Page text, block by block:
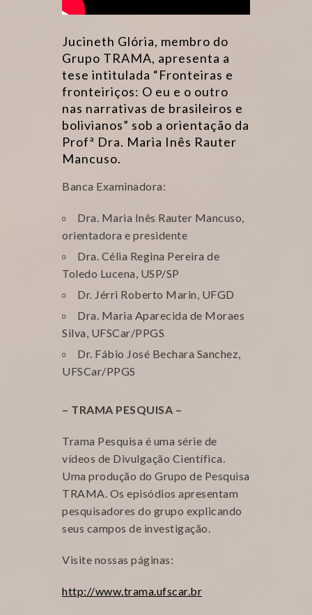
Jucineth Glória, membro do
Grupo TRAMA, apresenta a
tese intitulada “Fronteiras e
fronteiriços: O eu e o outro
nas narrativas de brasileiros e
bolivianos” sob a orientação da
Profª Dra. Maria Inês Rauter
Mancuso.
Banca Examinadora:
Dra. Maria Inês Rauter Mancuso,
orientadora e presidente
Dra. Célia Regina Pereira de
Toledo Lucena, USP/SP
Dr. Jérri Roberto Marin, UFGD
Dra. Maria Aparecida de Moraes
Silva, UFSCar/PPGS
Dr. Fábio José Bechara Sanchez,
UFSCar/PPGS
– TRAMA PESQUISA –
Trama Pesquisa é uma série de
vídeos de Divulgação Científica.
Uma produção do Grupo de Pesquisa
TRAMA. Os episódios apresentam
pesquisadores do grupo explicando
seus campos de investigação.
Visite nossas páginas:
http://www.trama.ufscar.br